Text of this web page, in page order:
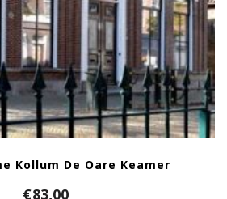
Kollum De Oare Keamer
€83,00